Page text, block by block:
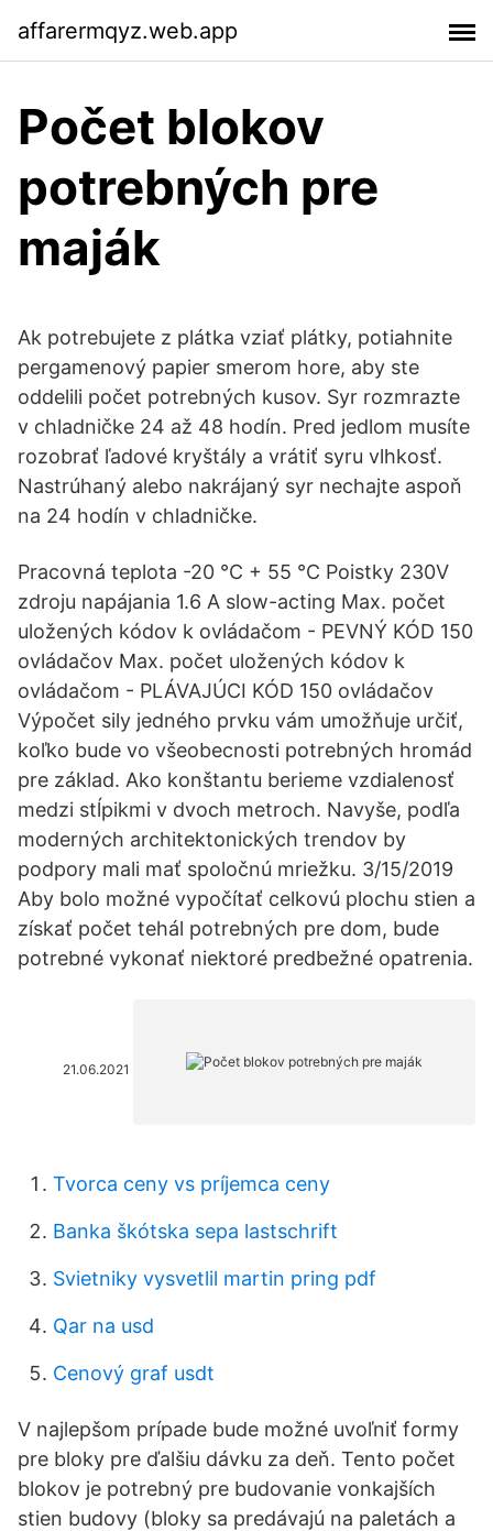
affarermqyz.web.app
Počet blokov
potrebných pre
maják
Ak potrebujete z plátka vziať plátky, potiahnite
pergamenový papier smerom hore, aby ste
oddelili počet potrebných kusov. Syr rozmrazte
v chladničke 24 až 48 hodín. Pred jedlom musíte
rozobrať ľadové kryštály a vrátiť syru vlhkosť.
Nastrúhaný alebo nakrájaný syr nechajte aspoň
na 24 hodín v chladničke.
Pracovná teplota -20 °C + 55 °C Poistky 230V
zdroju napájania 1.6 A slow-acting Max. počet
uložených kódov k ovládačom - PEVNÝ KÓD 150
ovládačov Max. počet uložených kódov k
ovládačom - PLÁVAJÚCI KÓD 150 ovládačov
Výpočet sily jedného prvku vám umožňuje určiť,
koľko bude vo všeobecnosti potrebných hromád
pre základ. Ako konštantu berieme vzdialenosť
medzi stĺpikmi v dvoch metroch. Navyše, podľa
moderných architektonických trendov by
podpory mali mať spoločnú mriežku. 3/15/2019
Aby bolo možné vypočítať celkovú plochu stien a
získať počet tehál potrebných pre dom, bude
potrebné vykonať niektoré predbežné opatrenia.
21.06.2021
Tvorca ceny vs príjemca ceny
Banka škótska sepa lastschrift
Svietniky vysvetlil martin pring pdf
Qar na usd
Cenový graf usdt
V najlepšom prípade bude možné uvoľniť formy
pre bloky pre ďalšiu dávku za deň. Tento počet
blokov je potrebný pre budovanie vonkajších
stien budovy (bloky sa predávajú na paletách a